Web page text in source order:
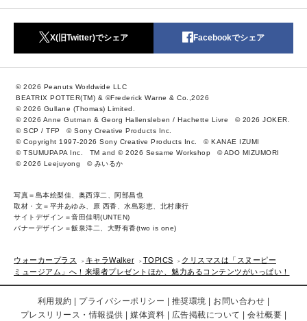
X(旧Twitter)でシェア Facebookでシェア
© 2026 Peanuts Worldwide LLC
BEATRIX POTTER(TM) & ©Frederick Warne & Co.,2026
© 2026 Gullane (Thomas) Limited.
© 2026 Anne Gutman & Georg Hallensleben / Hachette Livre
© 2026 JOKER.
© SCP / TFP
© Sony Creative Products Inc.
© Copyright 1997-2026 Sony Creative Products Inc.
© KANAE IZUMI
© TSUMUPAPA Inc.
TM and © 2026 Sesame Workshop
© ADO MIZUMORI
© 2026 Leejuyong
© みいるか
写真＝島本絵梨佳、奥西淳二、阿部昌也
取材・文＝平井あゆみ、原 西香、水島彩恵、北村康行
サイトデザイン＝音田佳明(UNTEN)
バナーデザイン＝飯泉洋二、大野有香(two is one)
ウォーカープラス キャラWalker TOPICS
クリスマスは「スヌーピー
ミュージアム」へ！来場者プレゼントほか、魅力あるコンテンツがいっぱい！
利用規約 プライバシーポリシー 推奨環境
お問い合わせ
プレスリリース・情報提供
媒体資料 広告掲載について 会社概要